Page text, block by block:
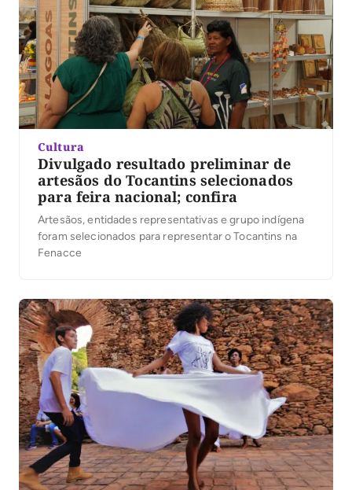
Cultura
Divulgado resultado preliminar de
artesãos do Tocantins selecionados
para feira nacional; confira
Artesãos, entidades representativas e grupo indígena
foram selecionados para representar o Tocantins na
Fenacce